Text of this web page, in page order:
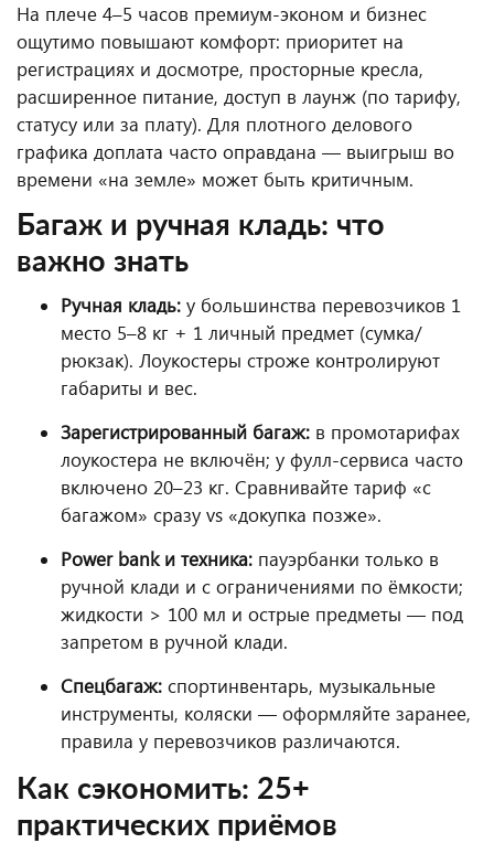
На плече 4–5 часов премиум-эконом и бизнес
ощутимо повышают комфорт: приоритет на
регистрациях и досмотре, просторные кресла,
расширенное питание, доступ в лаунж (по тарифу,
статусу или за плату). Для плотного делового
графика доплата часто оправдана — выигрыш во
времени «на земле» может быть критичным.
Багаж и ручная кладь: что
важно знать
Ручная кладь: у большинства перевозчиков 1
место 5–8 кг + 1 личный предмет (сумка/
рюкзак). Лоукостеры строже контролируют
габариты и вес.
Зарегистрированный багаж: в промотарифах
лоукостера не включён; у фулл-сервиса часто
включено 20–23 кг. Сравнивайте тариф «с
багажом» сразу vs «докупка позже».
Power bank и техника: пауэрбанки только в
ручной клади и с ограничениями по ёмкости;
жидкости > 100 мл и острые предметы — под
запретом в ручной клади.
Спецбагаж: спортинвентарь, музыкальные
инструменты, коляски — оформляйте заранее,
правила у перевозчиков различаются.
Как сэкономить: 25+
практических приёмов